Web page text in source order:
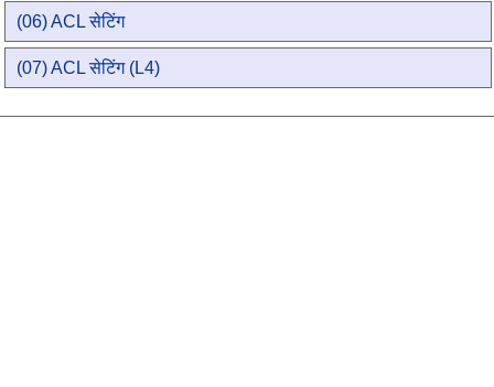
(06) ACL सेटिंग
(07) ACL सेटिंग (L4)